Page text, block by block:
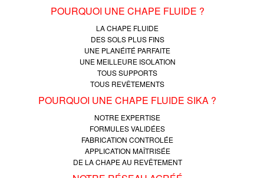
POURQUOI UNE CHAPE FLUIDE ?
LA CHAPE FLUIDE
DES SOLS PLUS FINS
UNE PLANÉITÉ PARFAITE
UNE MEILLEURE ISOLATION
TOUS SUPPORTS
TOUS REVÊTEMENTS
POURQUOI UNE CHAPE FLUIDE SIKA ?
NOTRE EXPERTISE
FORMULES VALIDÉES
FABRICATION CONTROLÉE
APPLICATION MAÎTRISÉE
DE LA CHAPE AU REVÊTEMENT